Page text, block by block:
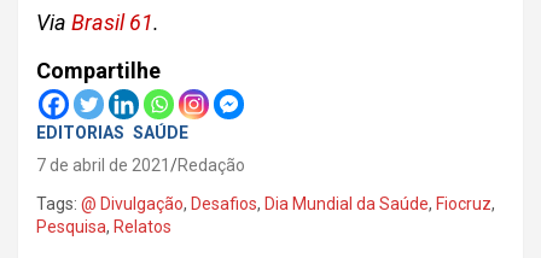
Via Brasil 61.
Compartilhe
EDITORIAS SAÚDE
7 de abril de 2021
Redação
Tags: @ Divulgação, Desafios, Dia Mundial da Saúde, Fiocruz,
Pesquisa, Relatos